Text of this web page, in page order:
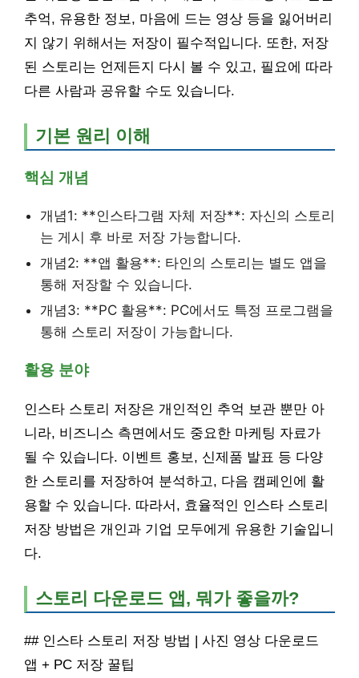
추억, 유용한 정보, 마음에 드는 영상 등을 잃어버리
지 않기 위해서는 저장이 필수적입니다. 또한, 저장
된 스토리는 언제든지 다시 볼 수 있고, 필요에 따라
다른 사람과 공유할 수도 있습니다.
기본 원리 이해
핵심 개념
개념1: **인스타그램 자체 저장**: 자신의 스토리
는 게시 후 바로 저장 가능합니다.
개념2: **앱 활용**: 타인의 스토리는 별도 앱을
통해 저장할 수 있습니다.
개념3: **PC 활용**: PC에서도 특정 프로그램을
통해 스토리 저장이 가능합니다.
활용 분야
인스타 스토리 저장은 개인적인 추억 보관 뿐만 아
니라, 비즈니스 측면에서도 중요한 마케팅 자료가
될 수 있습니다. 이벤트 홍보, 신제품 발표 등 다양
한 스토리를 저장하여 분석하고, 다음 캠페인에 활
용할 수 있습니다. 따라서, 효율적인 인스타 스토리
저장 방법은 개인과 기업 모두에게 유용한 기술입니
다.
스토리 다운로드 앱, 뭐가 좋을까?
## 인스타 스토리 저장 방법 | 사진 영상 다운로드
앱 + PC 저장 꿀팁